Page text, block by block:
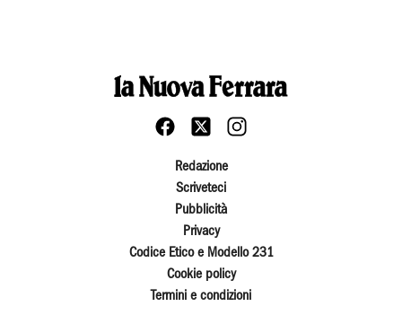
Redazione
Scriveteci
Pubblicità
Privacy
Codice Etico e Modello 231
Cookie policy
Termini e condizioni